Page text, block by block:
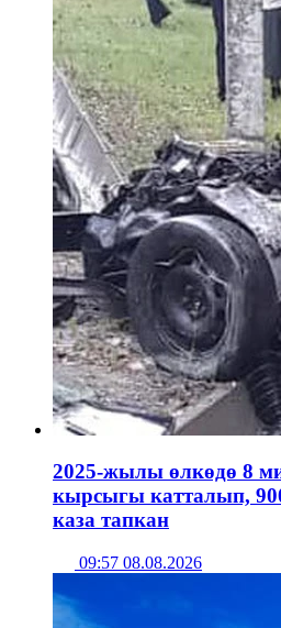
2025-жылы өлкөдө 8
кырсыгы катталып,
каза тапкан
09:57 08.08.2026